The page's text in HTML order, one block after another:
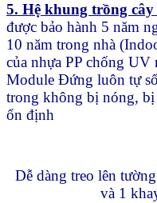
5. Hệ khung trồng
được bảo hành 5 năm
10 năm trong nhà
của nhựa PP chống
Module Đứng luôn tự
trong không bị nóng, bị
ổn định
Dễ dàng treo lên
và 1